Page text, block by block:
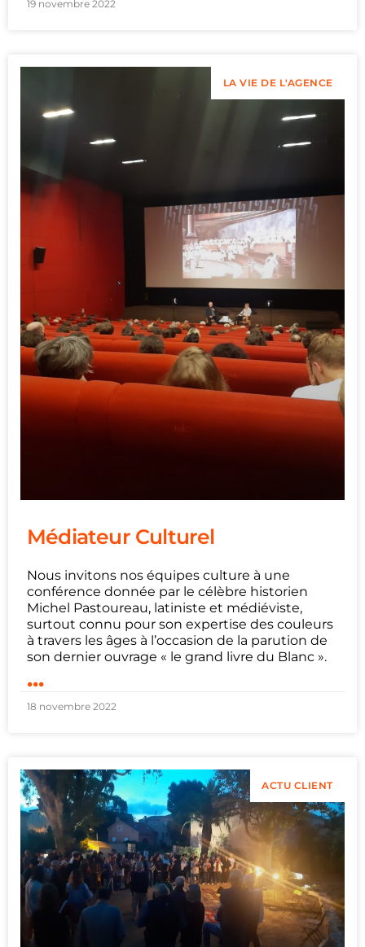
19 novembre 2022
LA VIE DE L'AGENCE
Médiateur Culturel
Nous invitons nos équipes culture à une
conférence donnée par le célèbre historien
Michel Pastoureau, latiniste et médiéviste,
surtout connu pour son expertise des couleurs
à travers les âges à l’occasion de la parution de
son dernier ouvrage « le grand livre du Blanc ».
...
18 novembre 2022
ACTU CLIENT